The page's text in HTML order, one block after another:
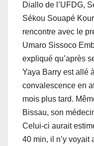
Diallo de l’UFDG,
Sékou Souapé
rencontre avec le
Umaro Sissoco
expliqué qu’après
Yaya Barry est allé
convalescence en
mois plus tard.
Bissau, son
Celui-ci aurait
40 min, il n’y voyait